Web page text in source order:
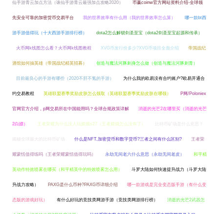
仙手游青云加点方法（诛仙手游青云最强加点攻略2020） 币赢coinw官方网站资料介绍-全球领
先安全可靠的加密货币交易平台 我的世界效率有什么用（我的世界效率怎么算） 哪一款bt西
游手游值得玩（十大西游手游排行榜） dota2怎么解锁剑圣至宝（dota2剑圣至宝起源和传承）
火币网k线图怎么看？火币网k线图教程 XVG币发行价多少?XVG币项目全面介绍 帝国战纪
酒馆如何抽英雄（帝国战纪精英招募） 创造与魔法河豚刺身怎么做（创造与魔法河豚刺青）
目前最良心的手游有哪些（2020不肝不氪的手游） 为什么我的欧易没有合约账户?欧易开通合
约交易教程 英雄联盟赛季奖励皮肤怎么领取（英雄联盟赛季奖励皮肤在哪领） P网/Poloniex
官网官方介绍，p网交易所在中国能用吗？全球合规政策详解 消逝的光芒2在哪里买（消逝的光芒
2白嫖） 王者荣耀为什么没人玩嫦娥s27（王者嫦娥怎么没有了） 比特币矿场是什么意思？
揭秘全球最大的比特币矿场 什么是NFT,加密货币和数字货币?三者之间有什么区别? 王者荣
耀蒙恬值得练吗（王者荣耀蒙恬值得玩吗） 永劫无间老六什么意思（永劫无间老皮） 和平精
英动作特效喷雾在哪买（和平精英中的特效喷雾怎么用） 斗罗大陆如何快速提升战力（斗罗大陆
升战力攻略） PAXG是什么币种?PAXG币详细介绍 哪一款游戏是完全变态版手游（有什么变
态版的游戏好玩） 有什么好玩的竞技类网游手游（竞技类网游排行榜） 消逝的光芒2武器怎